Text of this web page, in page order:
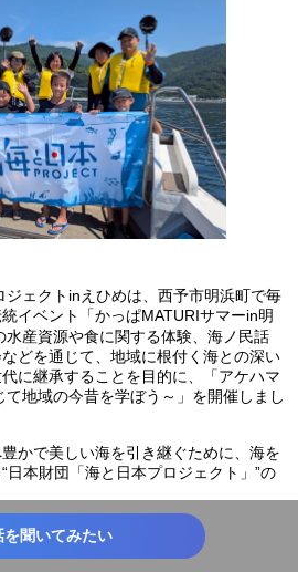
ェクトinえひめは、西予市明浜町で毎
イベント「かっぱMATURIサマーin明
産資源や食に関する体験、海ノ民話
などを通じて、地域に根付く海との深い
に継承することを目的に、「アケハマ
て地域の今昔を学ぼう～」を開催しまし
かで美しい海を引き継ぐために、海を
日本財団「海と日本プロジェクト」”の
を聞いてみたい